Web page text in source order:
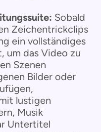
Sobald
Zeichentrickclips
ein vollständiges
um das Video zu
Szenen
Bilder oder
lustigen
Musik
Untertitel